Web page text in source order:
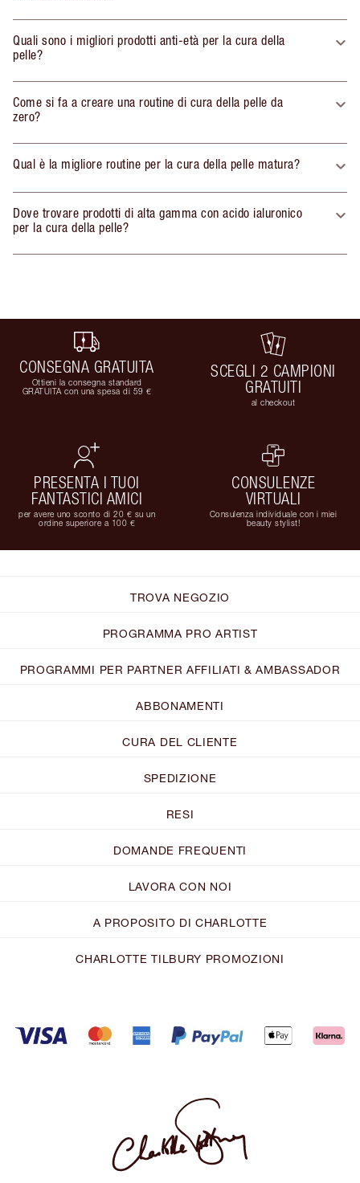
Quali sono i migliori prodotti anti-età per la cura della
pelle?
Come si fa a creare una routine di cura della pelle da
zero?
Qual è la migliore routine per la cura della pelle matura?
Dove trovare prodotti di alta gamma con acido ialuronico
per la cura della pelle?
CONSEGNA GRATUITA
Ottieni la consegna standard
GRATUITA con una spesa di 59 €
SCEGLI 2 CAMPIONI
GRATUITI
al checkout
PRESENTA I TUOI
FANTASTICI AMICI
per avere uno sconto di 20 € su un
ordine superiore a 100 €
CONSULENZE
VIRTUALI
Consulenza individuale con i miei
beauty stylist!
TROVA NEGOZIO
PROGRAMMA PRO ARTIST
PROGRAMMI PER PARTNER AFFILIATI & AMBASSADOR
ABBONAMENTI
CURA DEL CLIENTE
SPEDIZIONE
RESI
DOMANDE FREQUENTI
LAVORA CON NOI
A PROPOSITO DI CHARLOTTE
CHARLOTTE TILBURY PROMOZIONI